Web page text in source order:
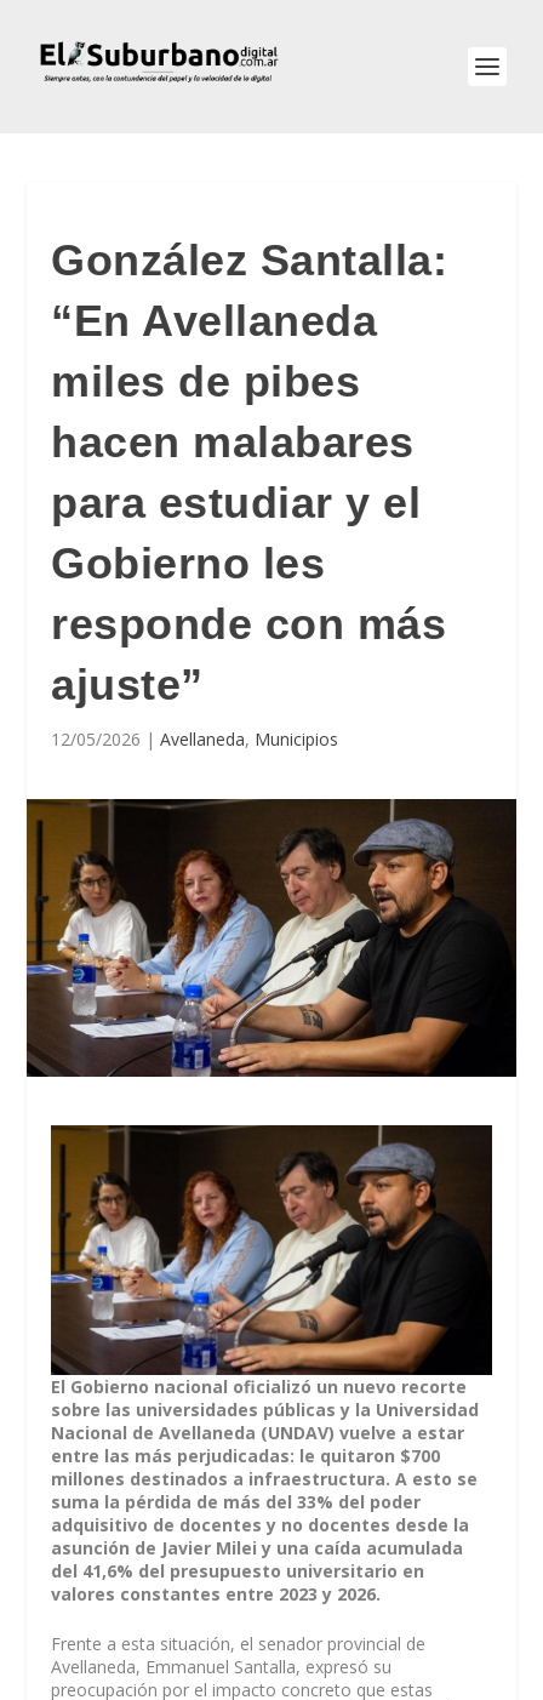
González Santalla:
“En Avellaneda
miles de pibes
hacen malabares
para estudiar y el
Gobierno les
responde con más
ajuste”
12/05/2026 |Avellaneda, Municipios
El Gobierno nacional oficializó un nuevo recorte
sobre las universidades públicas y la Universidad
Nacional de Avellaneda (UNDAV) vuelve a estar
entre las más perjudicadas: le quitaron $700
millones destinados a infraestructura. A esto se
suma la pérdida de más del 33% del poder
adquisitivo de docentes y no docentes desde la
asunción de Javier Milei y una caída acumulada
del 41,6% del presupuesto universitario en
valores constantes entre 2023 y 2026.
Frente a esta situación, el senador provincial de
Avellaneda, Emmanuel Santalla, expresó su
preocupación por el impacto concreto que estas